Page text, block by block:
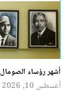
أشهر رؤساء
أغسطس 10, 2026